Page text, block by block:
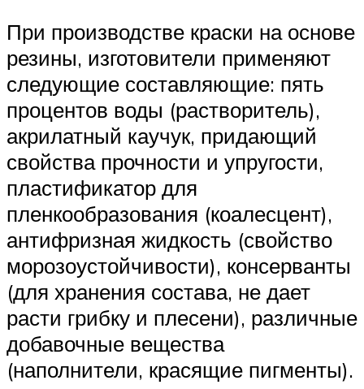
При производстве краски на основе
резины, изготовители применяют
следующие составляющие: пять
процентов воды (растворитель),
акрилатный каучук, придающий
свойства прочности и упругости,
пластификатор для
пленкообразования (коалесцент),
антифризная жидкость (свойство
морозоустойчивости), консерванты
(для хранения состава, не дает
расти грибку и плесени), различные
добавочные вещества
(наполнители, красящие пигменты).